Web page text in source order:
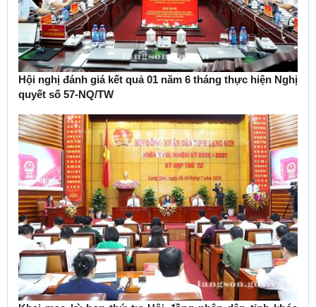
Hội nghị đánh giá kết quả 01 năm 6 tháng thực hiện Nghị
quyết số 57-NQ/TW